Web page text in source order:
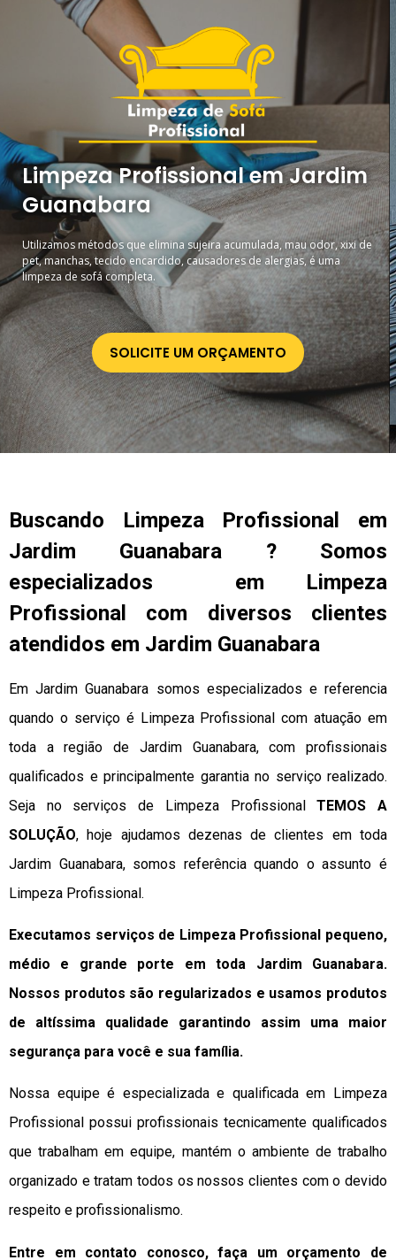
Limpeza Profissional em Jardim
Guanabara
Utilizamos métodos que elimina sujeira acumulada, mau odor, xixi de
pet, manchas, tecido encardido, causadores de alergias, é uma
limpeza de sofá completa.
SOLICITE UM ORÇAMENTO
Buscando Limpeza Profissional em
Jardim Guanabara ? Somos
especializados em Limpeza
Profissional com diversos clientes
atendidos em Jardim Guanabara
Em Jardim Guanabara somos especializados e referencia
quando o serviço é Limpeza Profissional com atuação em
toda a região de Jardim Guanabara, com profissionais
qualificados e principalmente garantia no serviço realizado.
Seja no serviços de Limpeza ProfissionalTEMOS A
SOLUÇÃO, hoje ajudamos dezenas de clientes em toda
Jardim Guanabara, somos referência quando o assunto é
Limpeza Profissional.
Executamos serviços de Limpeza Profissional pequeno,
médio e grande porte em toda Jardim Guanabara.
Nossos produtos são regularizados e usamos produtos
de altíssima qualidade garantindo assim uma maior
segurança para você e sua família.
Nossa equipe é especializada e qualificada em Limpeza
Profissional possui profissionais tecnicamente qualificados
que trabalham em equipe, mantém o ambiente de trabalho
organizado e tratam todos os nossos clientes com o devido
respeito e profissionalismo.
Entre em contato conosco, faça um orçamento de